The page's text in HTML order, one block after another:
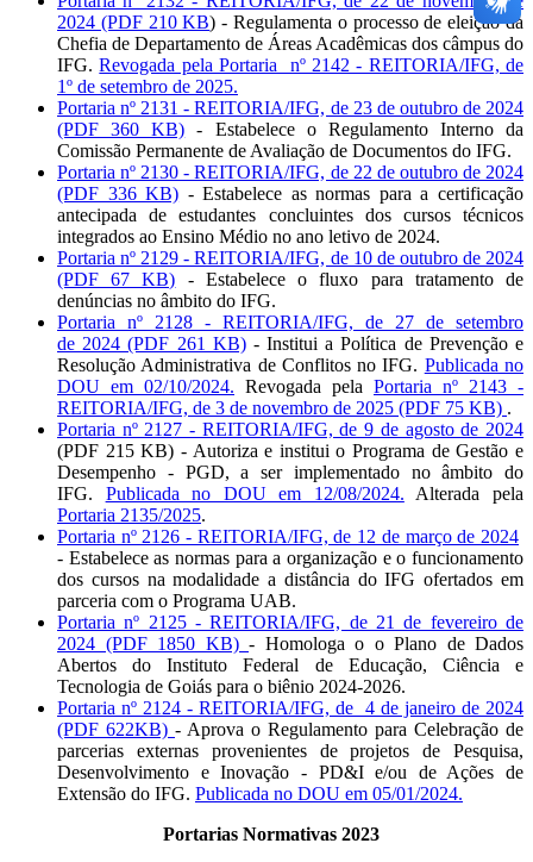
2024 (PDF 210 KB) - Regulamenta o processo de eleição da
Chefia de Departamento de Áreas Acadêmicas dos câmpus do
IFG.Revogada pela Portaria nº 2142 - REITORIA/IFG, de
1º de setembro de 2025.
Portaria nº 2131 - REITORIA/IFG, de 23 de outubro de 2024
(PDF 360 KB) - Estabelece o Regulamento Interno da
Comissão Permanente de Avaliação de Documentos do IFG.
Portaria nº 2130 - REITORIA/IFG, de 22 de outubro de 2024
(PDF 336 KB) - Estabelece as normas para a certificação
antecipada de estudantes concluintes dos cursos técnicos
integrados ao Ensino Médio no ano letivo de 2024.
Portaria nº 2129 - REITORIA/IFG, de 10 de outubro de 2024
(PDF 67 KB) - Estabelece o fluxo para tratamento de
denúncias no âmbito do IFG.
Portaria nº 2128 - REITORIA/IFG, de 27 de setembro
de 2024 (PDF 261 KB)- Institui a Política de Prevenção e
Resolução Administrativa de Conflitos no IFG. Publicada no
DOU em 02/10/2024. Revogada pela Portaria nº 2143 -
REITORIA/IFG, de 3 de novembro de 2025 (PDF 75 KB) .
Portaria nº 2127 - REITORIA/IFG, de 9 de agosto de 2024
(PDF 215 KB) - Autoriza e institui o Programa de Gestão e
Desempenho - PGD, a ser implementado no âmbito do
IFG. Publicada no DOU em 12/08/2024. Alterada pela
Portaria 2135/2025.
Portaria nº 2126 - REITORIA/IFG, de 12 de março de 2024
- Estabelece as normas para a organização e o funcionamento
dos cursos na modalidade a distância do IFG ofertados em
parceria com o Programa UAB.
Portaria nº 2125 - REITORIA/IFG, de 21 de fevereiro de
2024 (PDF 1850 KB) - Homologa o o Plano de Dados
Abertos do Instituto Federal de Educação, Ciência e
Tecnologia de Goiás para o biênio 2024-2026.
Portaria nº 2124 - REITORIA/IFG, de 4 de janeiro de 2024
(PDF 622KB) - Aprova o Regulamento para Celebração de
parcerias externas provenientes de projetos de Pesquisa,
Desenvolvimento e Inovação - PD&I e/ou de Ações de
Extensão do IFG. Publicada no DOU em 05/01/2024.
Portarias Normativas 2023